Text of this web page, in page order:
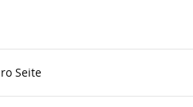
Seite